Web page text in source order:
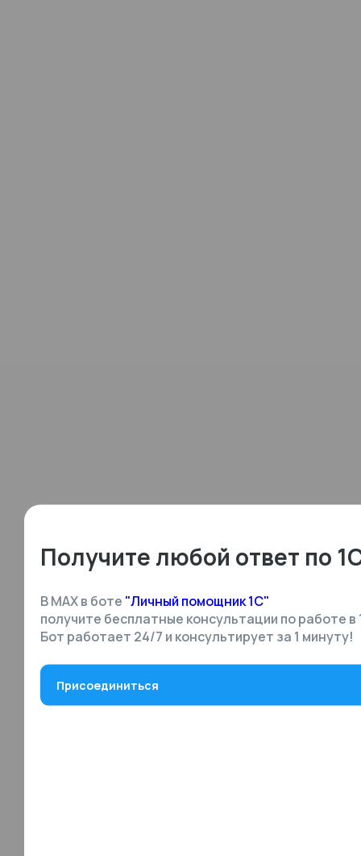
Получите любой ответ по
В MAX в боте "Личный помощник 1С"
получите бесплатные консультации по работе в
Бот работает 24/7 и консультирует за 1 минуту!
Присоединиться